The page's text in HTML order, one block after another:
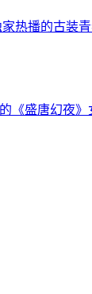
热播的古装
《盛唐幻夜》